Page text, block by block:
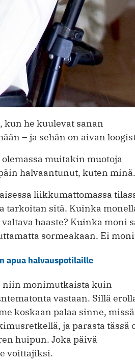
he kuulevat sanan
– ja sehän on aivan
muitakin muotoja
halvaantunut, kuten minä.
liikkumattomassa
tarkoitan sitä. Kuinka
haaste? Kuinka moni
sormeakaan. Ei
apua halvauspotilaille
niin monimutkaista kuin
vastaan. Sillä
koskaan palaa sinne, missä
ja parasta tässä
huipun. Joka päivä
voittajiksi.